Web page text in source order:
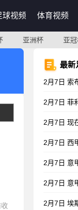
球视频 体育视频
亚洲杯 亚
最新
2月7日 索
2月7日 菲
2月7日 现
2月7日 意
2月7日 意
2月7日 埃